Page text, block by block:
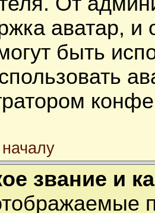
аватар, и
быть
звание и